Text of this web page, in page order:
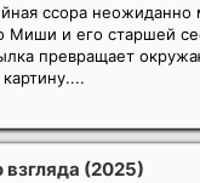
ссора неожиданно
Миши и его старшей
превращает
взгляда (2025)